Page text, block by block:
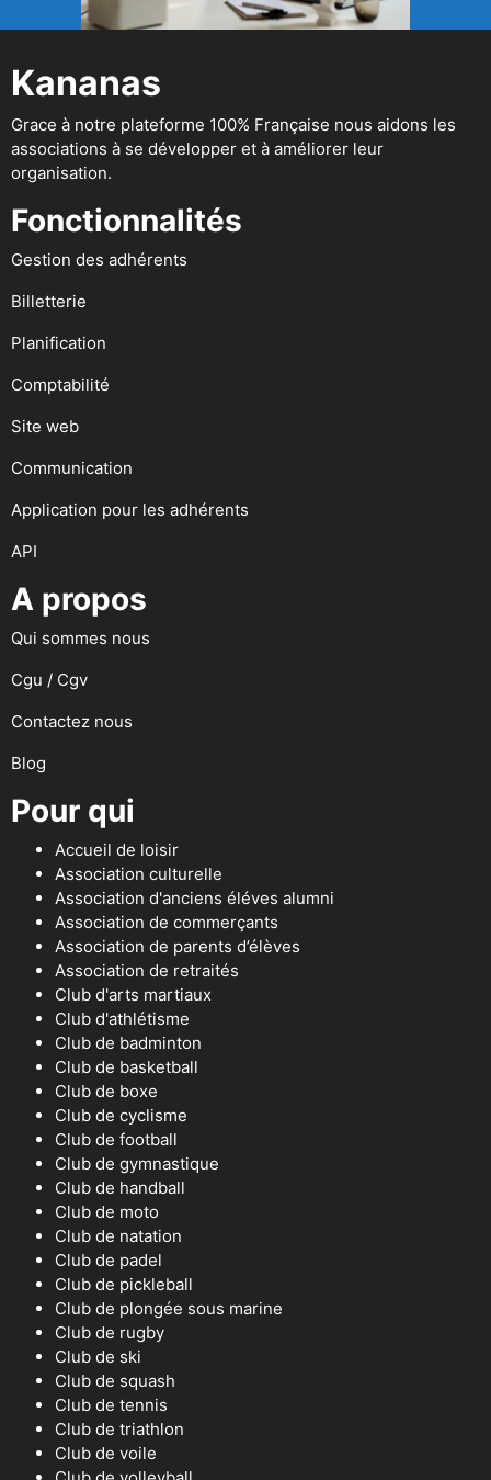
Kananas
Grace à notre plateforme 100% Française nous aidons les
associations à se développer et à améliorer leur
organisation.
Fonctionnalités
Gestion des adhérents
Billetterie
Planification
Comptabilité
Site web
Communication
Application pour les adhérents
API
A propos
Qui sommes nous
Cgu / Cgv
Contactez nous
Blog
Pour qui
Accueil de loisir
Association culturelle
Association d'anciens éléves alumni
Association de commerçants
Association de parents d’élèves
Association de retraités
Club d'arts martiaux
Club d'athlétisme
Club de badminton
Club de basketball
Club de boxe
Club de cyclisme
Club de football
Club de gymnastique
Club de handball
Club de moto
Club de natation
Club de padel
Club de pickleball
Club de plongée sous marine
Club de rugby
Club de ski
Club de squash
Club de tennis
Club de triathlon
Club de voile